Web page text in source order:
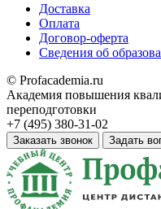
Доставка
Оплата
Договор-оферта
Сведения об
© Profacademia.ru
Академия повышения
переподготовки
+7 (495) 380-31-02
Заказать звонок Задать